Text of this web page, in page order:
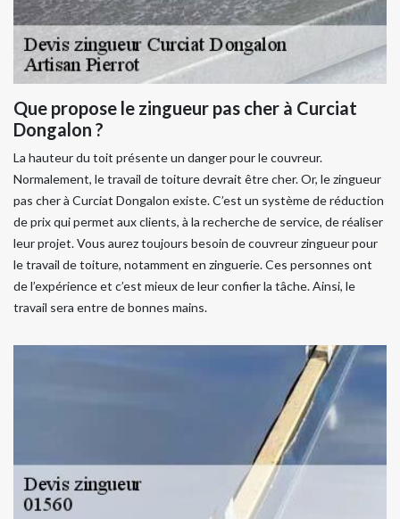
Que propose le zingueur pas cher à Curciat
Dongalon ?
La hauteur du toit présente un danger pour le couvreur.
Normalement, le travail de toiture devrait être cher. Or, le zingueur
pas cher à Curciat Dongalon existe. C’est un système de réduction
de prix qui permet aux clients, à la recherche de service, de réaliser
leur projet. Vous aurez toujours besoin de couvreur zingueur pour
le travail de toiture, notamment en zinguerie. Ces personnes ont
de l’expérience et c’est mieux de leur confier la tâche. Ainsi, le
travail sera entre de bonnes mains.